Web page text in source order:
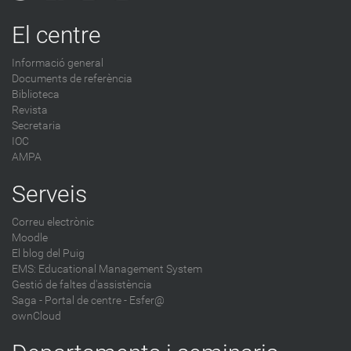
El centre
Informació general
Documents de referència
Biblioteca
Revista
Secretaria
IOC
AMPA
Serveis
Correu electrònic
Moodle
El blog del Puig
EMS: Educational Management System
Gestió de faltes d'assistència
Saga - Portal de centre - Esfer@
ownCloud